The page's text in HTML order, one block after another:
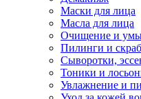
Маски для лица
Масла для лица
Очищение и
Пилинги и
Сыворотки,
Тоники и
Увлажнение и